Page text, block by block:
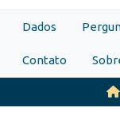
Dados
Contato